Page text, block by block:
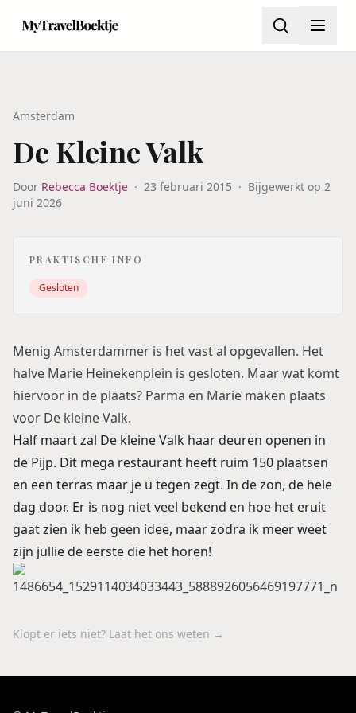
Amsterdam
De Kleine Valk
Door Rebecca Boektje · 23 februari 2015 · Bijgewerkt op 2
juni 2026
PRAKTISCHE INFO
Gesloten
Menig Amsterdammer is het vast al opgevallen. Het
halve Marie Heinekenplein is gesloten. Maar wat komt
hiervoor in de plaats? Parma en Marie maken plaats
voor De kleine Valk.
Half maart zal De kleine Valk haar deuren openen in
de Pijp. Dit mega restaurant heeft ruim 150 plaatsen
en een terras maar je u tegen zegt. In de zon, de hele
dag door. Er is nog niet veel bekend en hoe het eruit
gaat zien ik heb geen idee, maar zodra ik meer weet
zijn jullie de eerste die het horen!
Klopt er iets niet? Laat het ons weten →